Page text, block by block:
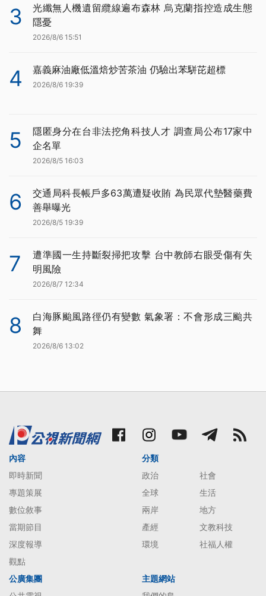
3
光纖無人機遺留纜線遍布森林 烏克蘭指控造成生態
隱憂
2026/8/6 15:51
4 嘉義麻油廠低溫焙炒苦茶油 仍驗出苯駢芘超標
2026/8/6 19:39
5
隱匿身分在台非法挖角科技人才 調查局公布17家中
企名單
2026/8/5 16:03
6
交通局科長帳戶多63萬遭疑收賄 為民眾代墊醫藥費
善舉曝光
2026/8/5 19:39
7
遭準國一生持斷裂掃把攻擊 台中教師右眼受傷有失
明風險
2026/8/7 12:34
8
白海豚颱風路徑仍有變數 氣象署：不會形成三颱共
舞
2026/8/6 13:02
內容
即時新聞
專題策展
數位敘事
當期節目
深度報導
觀點
分類
政治
社會
全球
生活
兩岸
地方
產經
文教科技
環境
社福人權
公廣集團
主題網站